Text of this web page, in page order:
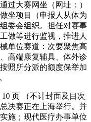
过大赛网坐（网址：）
坐项目（申报人从体为
委会组织。担任对赛事
做等进行监视，推进人
单位赛道：次要聚焦高
高端康复辅具、体外诊
照所分派的额度保举加
页 （不计封面及目次
决赛正在上海举行。并
施；现代医疗办事单位